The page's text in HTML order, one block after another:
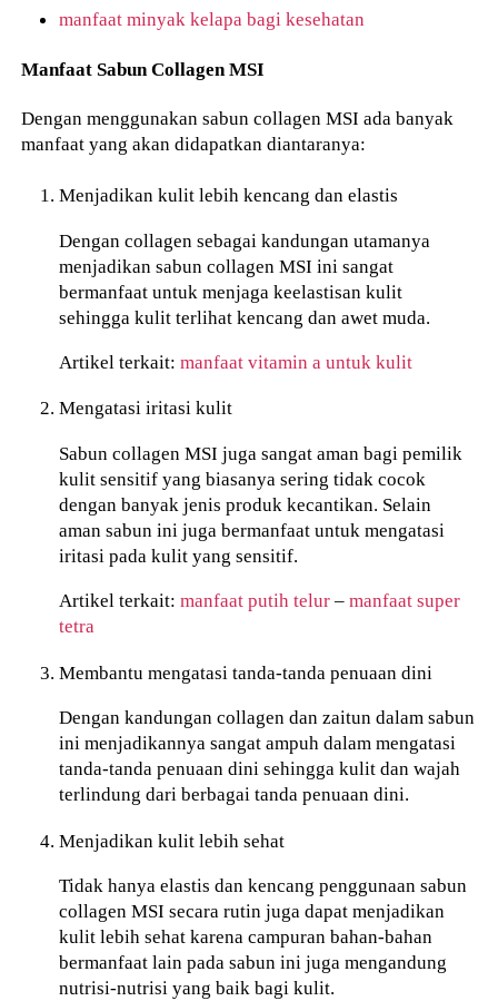
manfaat minyak kelapa bagi kesehatan
Manfaat Sabun Collagen MSI
Dengan menggunakan sabun collagen MSI ada banyak
manfaat yang akan didapatkan diantaranya:
Menjadikan kulit lebih kencang dan elastis
Dengan collagen sebagai kandungan utamanya
menjadikan sabun collagen MSI ini sangat
bermanfaat untuk menjaga keelastisan kulit
sehingga kulit terlihat kencang dan awet muda.
Artikel terkait:manfaat vitamin a untuk kulit
Mengatasi iritasi kulit
Sabun collagen MSI juga sangat aman bagi pemilik
kulit sensitif yang biasanya sering tidak cocok
dengan banyak jenis produk kecantikan. Selain
aman sabun ini juga bermanfaat untuk mengatasi
iritasi pada kulit yang sensitif.
Artikel terkait:manfaat putih telur –manfaat super
tetra
Membantu mengatasi tanda-tanda penuaan dini
Dengan kandungan collagen dan zaitun dalam sabun
ini menjadikannya sangat ampuh dalam mengatasi
tanda-tanda penuaan dini sehingga kulit dan wajah
terlindung dari berbagai tanda penuaan dini.
Menjadikan kulit lebih sehat
Tidak hanya elastis dan kencang penggunaan sabun
collagen MSI secara rutin juga dapat menjadikan
kulit lebih sehat karena campuran bahan-bahan
bermanfaat lain pada sabun ini juga mengandung
nutrisi-nutrisi yang baik bagi kulit.